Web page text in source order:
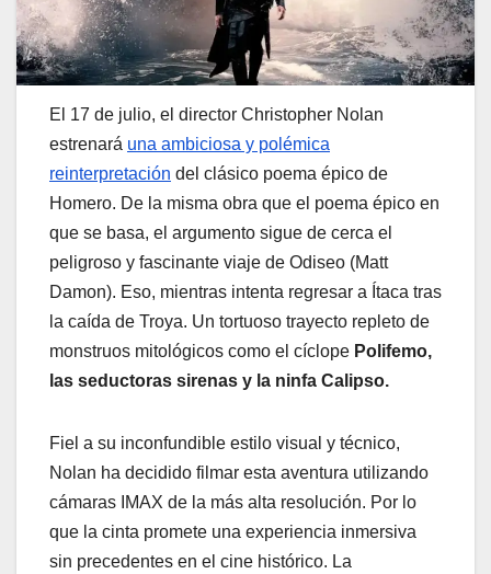
El 17 de julio, el director Christopher Nolan
estrenará una ambiciosa y polémica
reinterpretación del clásico poema épico de
Homero. De la misma obra que el poema épico en
que se basa, el argumento sigue de cerca el
peligroso y fascinante viaje de Odiseo (Matt
Damon). Eso, mientras intenta regresar a Ítaca tras
la caída de Troya. Un tortuoso trayecto repleto de
monstruos mitológicos como el cíclope Polifemo,
las seductoras sirenas y la ninfa Calipso.
Fiel a su inconfundible estilo visual y técnico,
Nolan ha decidido filmar esta aventura utilizando
cámaras IMAX de la más alta resolución. Por lo
que la cinta promete una experiencia inmersiva
sin precedentes en el cine histórico. La